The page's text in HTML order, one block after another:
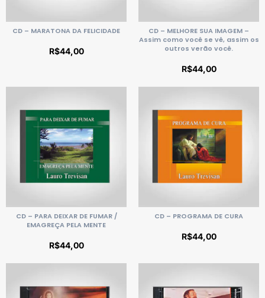
CD – MARATONA DA FELICIDADE
R$44,00
CD – MELHORE SUA IMAGEM –
Assim como você se vê, assim os
outros verão você.
R$44,00
CD – PARA DEIXAR DE FUMAR /
EMAGREÇA PELA MENTE
R$44,00
CD – PROGRAMA DE CURA
R$44,00